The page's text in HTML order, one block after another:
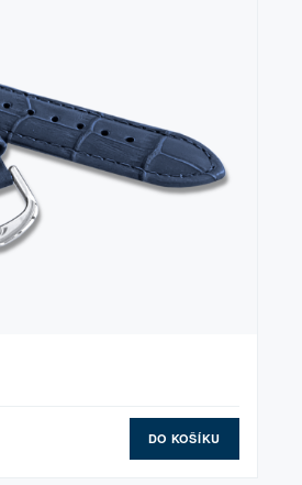
DO KOŠÍKU